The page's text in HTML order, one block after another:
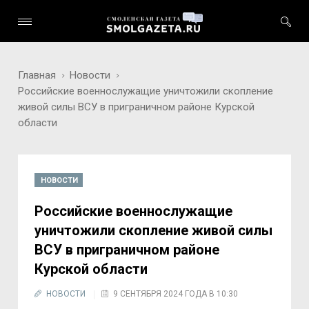
Главная
Новости
Российские военнослужащие уничтожили скопление
живой силы ВСУ в приграничном районе Курской
области
НОВОСТИ
Российские военнослужащие
уничтожили скопление живой силы
ВСУ в приграничном районе
Курской области
НОВОСТИ 9 СЕНТЯБРЯ 2024 ГОДА В 10:30